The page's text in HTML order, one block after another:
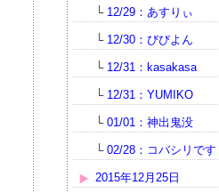
└ 12/29：あすりぃ
└ 12/30：びびよん
└ 12/31：kasakasa
└ 12/31：YUMIKO
└ 01/01：神出鬼没
└ 02/28：コバシリです
2015年12月25日